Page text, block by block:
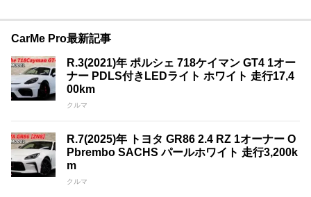
CarMe Pro最新記事
R.3(2021)年 ポルシェ 718ケイマン GT4 1オー
ナー PDLS付きLEDライト ホワイト 走行17,4
00km
クルマ
R.7(2025)年 トヨタ GR86 2.4 RZ 1オーナー O
Pbrembo SACHS パールホワイト 走行3,200k
m
クルマ